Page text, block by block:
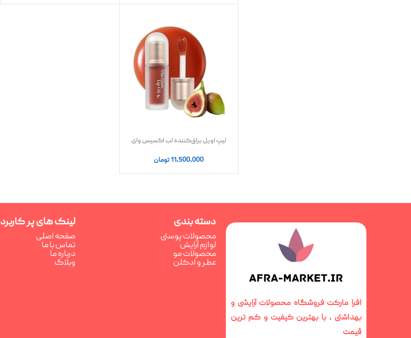
لیپ اویل براق‌کننده لب اکسیس وای
11,500,000تومان
افرا مارکت فروشگاه محصولات آرایشی و
بهداشتی ، با بهترین کیفیت و کم ترین
قیمت
دسته بندی
محصولات پوستی
لوازم آرایش
محصولات مو
عطر و ادکلن
لینک های پر کاربرد
صفحه اصلی
تماس با ما
درباره ما
وبلاگ